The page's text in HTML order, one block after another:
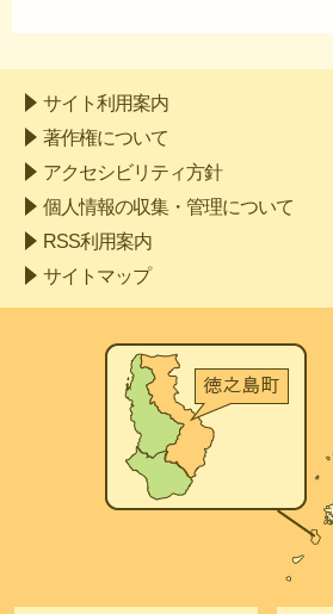
サイト利用案内
著作権について
アクセシビリティ方針
個人情報の収集・管理について
RSS利用案内
サイトマップ